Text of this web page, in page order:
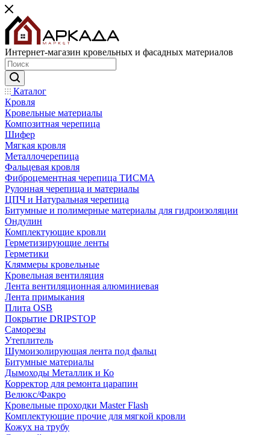
Интернет-магазин кровельных и фасадных материалов
Каталог
Кровля
Кровельные материалы
Композитная черепица
Шифер
Мягкая кровля
Металлочерепица
Фальцевая кровля
Фиброцементная черепица ТИСМА
Рулонная черепица и материалы
ЦПЧ и Натуральная черепица
Битумные и полимерные материалы для гидроизоляции
Ондулин
Комплектующие кровли
Герметизирующие ленты
Герметики
Кляммеры кровельные
Кровельная вентиляция
Лента вентиляционная алюминиевая
Лента примыкания
Плита OSB
Покрытие DRIPSTOP
Саморезы
Утеплитель
Шумоизолирующая лента под фальц
Битумные материалы
Дымоходы Металлик и Ко
Корректор для ремонта царапин
Велюкс/Факро
Кровельные проходки Master Flash
Комплектующие прочие для мягкой кровли
Кожух на трубу